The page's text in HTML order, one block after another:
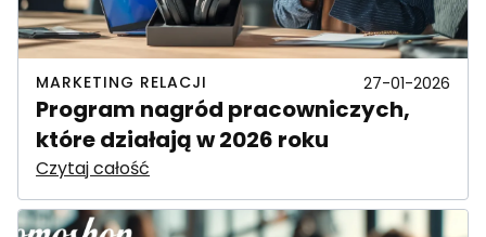
MARKETING RELACJI 27-01-2026
Program nagród pracowniczych,
które działają w 2026 roku
Czytaj całość